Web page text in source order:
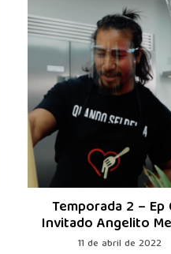
Temporada 2 – Ep
Invitado Angelito
11 de abril de 2022